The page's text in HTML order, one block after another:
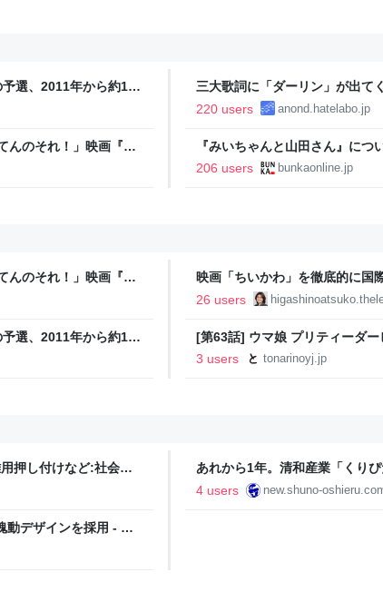
選、2011年から約1年
by JNN） -
三大歌詞に「ダーリン」が出て
220 users
anond.hatelabo.jp
んのそれ！」映画『ち
前にフリマサイトで
『みいちゃんと山田さん』に
光連載404
206 users bunkaonline.jp
んのそれ！」映画『ち
前にフリマサイトで
映画「ちいかわ」を徹底的に国
26 users
選、2011年から約1年
by JNN） -
[第63話] ウマ娘 プリティーダ
咲/Cygames | となりのヤングジ
3 users tonarinoyj.jp
押し付けなど:社会
あれから1年。清和産業「くり
4 users
new.shuno-
動デザインを採用 - ラ